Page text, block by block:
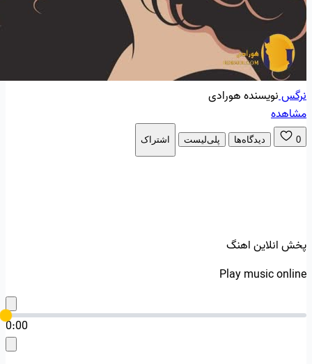
نرگسنویسنده هورادی
مشاهده
0 دیدگاه‌ها پلی‌لیست اشتراک
پخش انلاین اهنگ
Play music online
0:00